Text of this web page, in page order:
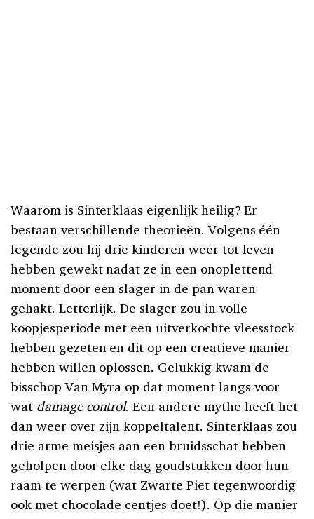
Waarom is Sinterklaas eigenlijk heilig? Er
bestaan verschillende theorieën. Volgens één
legende zou hij drie kinderen weer tot leven
hebben gewekt nadat ze in een onoplettend
moment door een slager in de pan waren
gehakt. Letterlijk. De slager zou in volle
koopjesperiode met een uitverkochte vleesstock
hebben gezeten en dit op een creatieve manier
hebben willen oplossen. Gelukkig kwam de
bisschop Van Myra op dat moment langs voor
wat damage control. Een andere mythe heeft het
dan weer over zijn koppeltalent. Sinterklaas zou
drie arme meisjes aan een bruidsschat hebben
geholpen door elke dag goudstukken door hun
raam te werpen (wat Zwarte Piet tegenwoordig
ook met chocolade centjes doet!). Op die manier